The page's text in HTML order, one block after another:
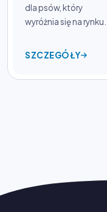
dla psów, który
wyróżnia się na rynku...
SZCZEGÓŁY